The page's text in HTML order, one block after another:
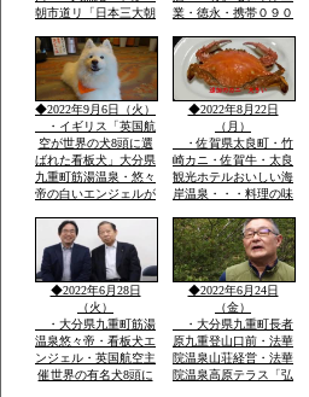
朝市道リ「日本三大朝
よ映画寅次郎子守歌撮
影場所・綱引き・近く
に名護屋城・豊臣秀
吉・１００名城選定・
柱状節理玄武岩
業・徳永・携帯０９０
８・展示場に軽・普・
大型車にキヤンパー商
品実装展示アルミハシ
ゴで登り見て・広さ寝
てみてOK
◆2022年9月6日（火）
・イギリス「英国航
空が世界の犬8頭に選
ばれた看板犬」大分県
九重町筋湯温泉・悠々
帝の白いエンジェルが
天サイト全国版選定」
今度は世界の8頭に選
定されました英国航空
から
◆2022年8月22日
（月）
・佐賀県太良町・竹
崎カニ・佐賀牛・太良
観光ホテルおいしい海
岸温泉・・・料理の味
高」・ムツゴロウ・た
いらぎ「貝柱」竹崎カ
ニは追加で1杯￥３０
００円ぐらい・温泉は
温度が
◆2022年6月28日
（火）
・大分県九重町筋湯
温泉悠々帝・看板犬エ
ンジェル・英国航空主
催世界の有名犬8頭に
◆2022年6月24日
（金）
・大分県九重町長者
原九重登山口前・法華
院温泉山荘経営・法華
院温泉高原テラス「弘